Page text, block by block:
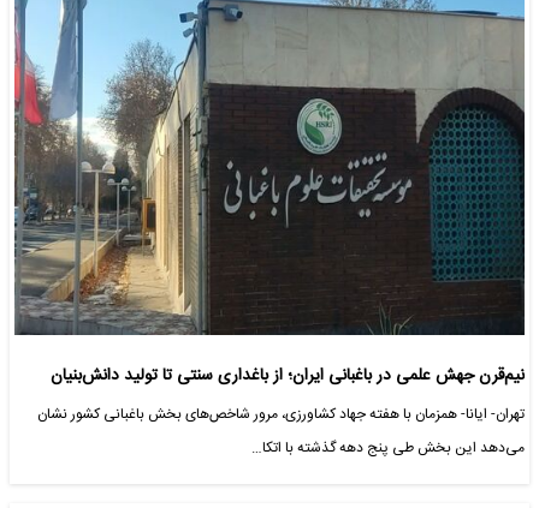
نیم‌قرن جهش علمی در باغبانی ایران؛ از باغداری سنتی تا تولید دانش‌بنیان
تهران- ایانا- همزمان با هفته جهاد کشاورزی، مرور شاخص‌های بخش باغبانی کشور نشان
می‌دهد این بخش طی پنج دهه گذشته با اتکا…